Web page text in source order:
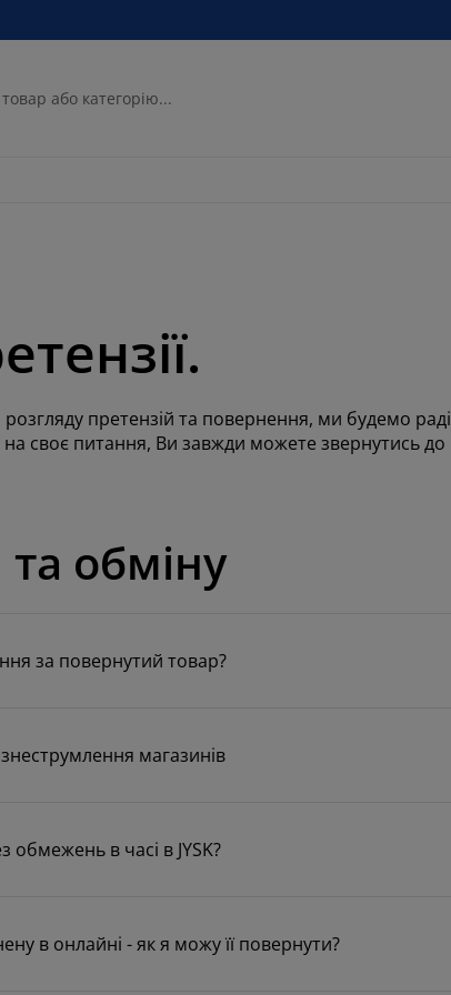
претензій та повернення, ми будемо раді
своє питання, Ви завжди можете звернутись до
обміну
за повернутий товар?
магазинів
в часі в JYSK?
в онлайні - як я можу її повернути?